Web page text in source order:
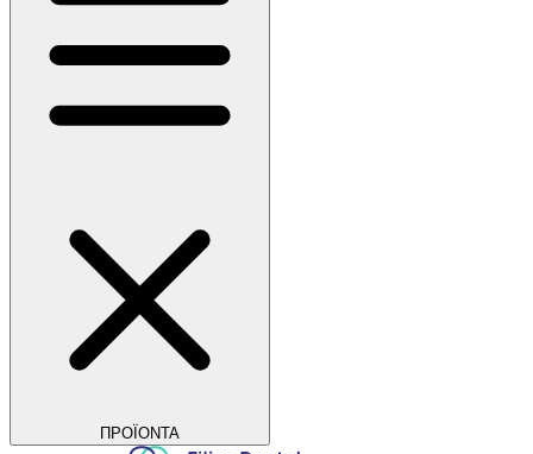
ΠΡΟΪΟΝΤΑ